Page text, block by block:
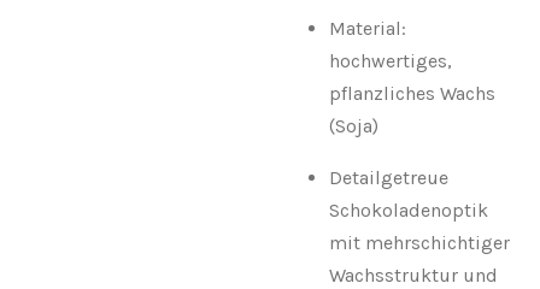
Material:
hochwertiges,
pflanzliches Wachs
(Soja)
Detailgetreue
Schokoladenoptik
mit mehrschichtiger
Wachsstruktur und